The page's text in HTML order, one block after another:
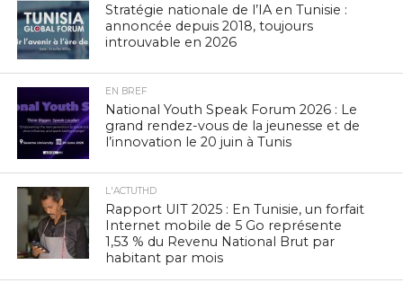
Stratégie nationale de l’IA en Tunisie :
annoncée depuis 2018, toujours
introuvable en 2026
EN BREF
National Youth Speak Forum 2026 : Le
grand rendez-vous de la jeunesse et de
l’innovation le 20 juin à Tunis
L'ACTUTHD
Rapport UIT 2025 : En Tunisie, un forfait
Internet mobile de 5 Go représente
1,53 % du Revenu National Brut par
habitant par mois